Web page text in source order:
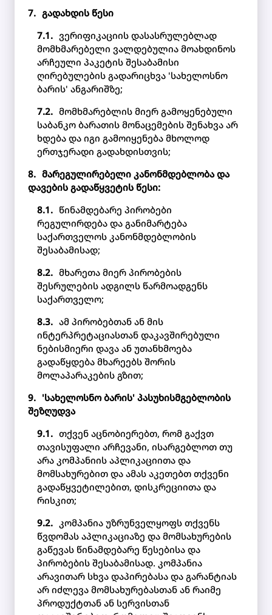
გადახდის წესი
ვერიფიკაციის დასასრულებლად
მომხმარებელი ვალდებულია მოახდინოს
არჩეული პაკეტის შესაბამისი
ღირებულების გადარიცხვა 'სახელოსნო
ბარის' ანგარიშზე;
მომხმარებლის მიერ გამოყენებული
საბანკო ბარათის მონაცემების შენახვა არ
ხდება და იგი გამოიყენება მხოლოდ
ერთჯერადი გადახდისთვის;
მარეგულირებელი კანონმდებლობა და
დავების გადაწყვეტის წესი:
წინამდებარე პირობები
რეგულირდება და განიმარტება
საქართველოს კანონმდებლობის
შესაბამისად;
მხარეთა მიერ პირობების
შესრულების ადგილს წარმოადგენს
საქართველო;
ამ პირობებთან ან მის
ინტერპრეტაციასთან დაკავშირებული
ნებისმიერი დავა ან უთანხმოება
გადაწყდება მხარეებს შორის
მოლაპარაკების გზით;
'სახელოსნო ბარის' პასუხისმგებლობის
შეზღუდვა
თქვენ აცნობიერებთ, რომ გაქვთ
თავისუფალი არჩევანი, ისარგებლოთ თუ
არა კომპანიის აპლიკაციითა და
მომსახურებით და ამას აკეთებთ თქვენი
გადაწყვეტილებით, დისკრეციითა და
რისკით;
კომპანია უზრუნველყოფს თქვენს
წვდომას აპლიკაციაზე და მომსახურების
გაწევას წინამდებარე წესებისა და
პირობების შესაბამისად. კომპანია
არავითარ სხვა დაპირებასა და გარანტიას
არ იძლევა მომსახურებასთან ან რაიმე
პროდუქტთან ან სერვისთან